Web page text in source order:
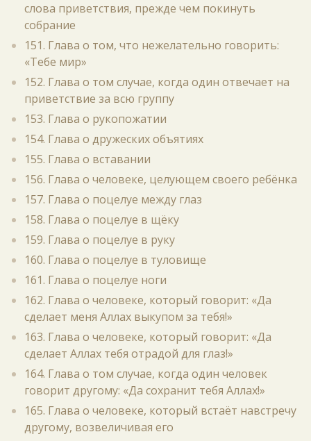
слова приветствия, прежде чем покинуть
собрание
151. Глава о том, что нежелательно говорить:
«Тебе мир»
152. Глава о том случае, когда один отвечает на
приветствие за всю группу
153. Глава о рукопожатии
154. Глава о дружеских объятиях
155. Глава о вставании
156. Глава о человеке, целующем своего ребёнка
157. Глава о поцелуе между глаз
158. Глава о поцелуе в щёку
159. Глава о поцелуе в руку
160. Глава о поцелуе в туловище
161. Глава о поцелуе ноги
162. Глава о человеке, который говорит: «Да
сделает меня Аллах выкупом за тебя!»
163. Глава о человеке, который говорит: «Да
сделает Аллах тебя отрадой для глаз!»
164. Глава о том случае, когда один человек
говорит другому: «Да сохранит тебя Аллах!»
165. Глава о человеке, который встаёт навстречу
другому, возвеличивая его